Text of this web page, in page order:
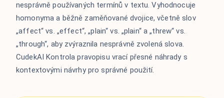
nesprávně používaných termínů v textu. Vyhodnocuje
homonyma a běžně zaměňované dvojice, včetně slov
„affect“ vs. „effect“, „plain“ vs. „plain“ a „threw“ vs.
„through“, aby zvýraznila nesprávně zvolená slova.
CudekAI Kontrola pravopisu vrací přesné náhrady s
kontextovými návrhy pro správné použití.